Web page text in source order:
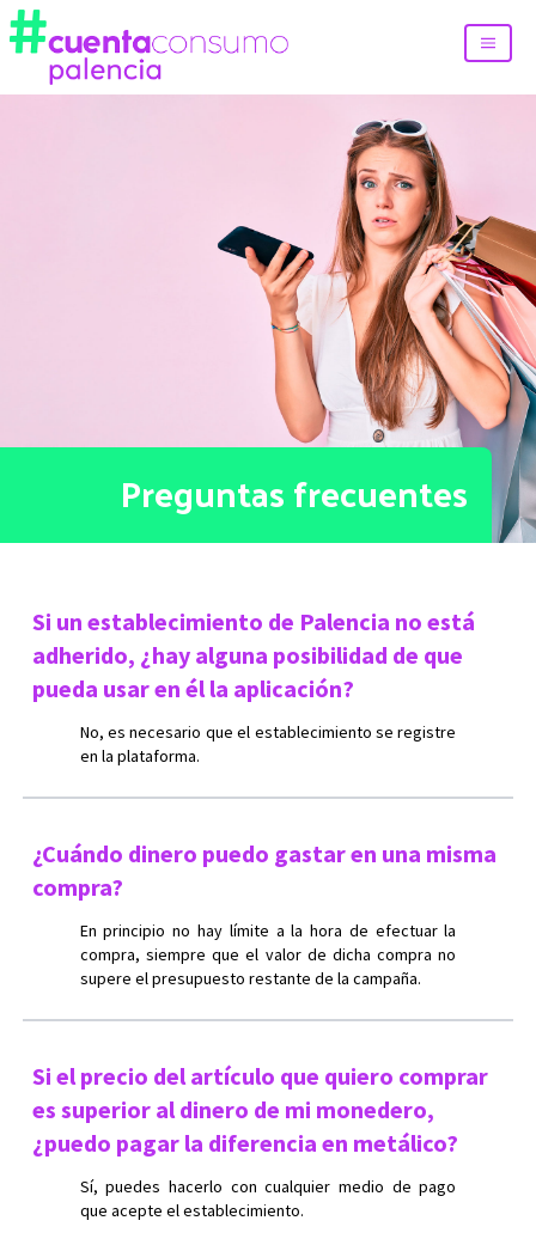
Preguntas frecuentes
Si un establecimiento de Palencia no está
adherido, ¿hay alguna posibilidad de que
pueda usar en él la aplicación?
No, es necesario que el establecimiento se registre
en la plataforma.
¿Cuándo dinero puedo gastar en una misma
compra?
En principio no hay límite a la hora de efectuar la
compra, siempre que el valor de dicha compra no
supere el presupuesto restante de la campaña.
Si el precio del artículo que quiero comprar
es superior al dinero de mi monedero,
¿puedo pagar la diferencia en metálico?
Sí, puedes hacerlo con cualquier medio de pago
que acepte el establecimiento.